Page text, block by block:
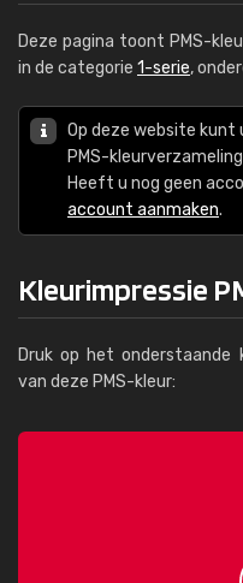
Deze pagina toont PMS-
in de categorie 1-serie,
Op deze website kunt
PMS-
Heeft u nog geen
account aanmaken.
Kleurimpressie
Druk op het onderstaande
van deze PMS-kleur: